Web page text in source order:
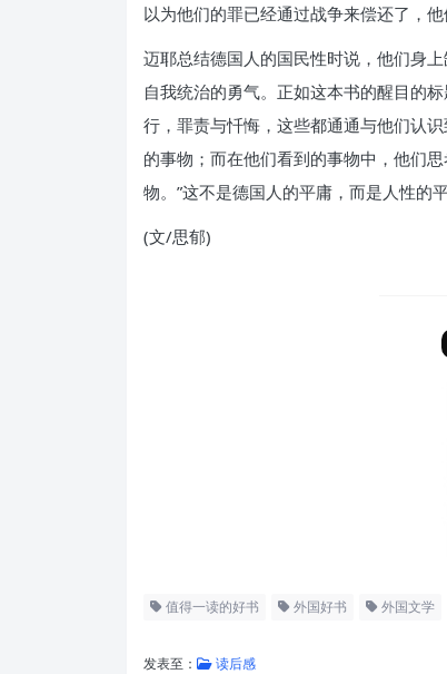
以为他们的罪已经通过战争来偿还了，
迈耶总结德国人的国民性时说，他们身
自我统治的勇气。正如这本书的醒目的
行，罪责与忏悔，这些都通通与他们认
的事物；而在他们看到的事物中，他们
物。”这不是德国人的平庸，而是人性的
(文/思郁)
值得一读的好书 外国好书 外国文学
发表至： 读后感